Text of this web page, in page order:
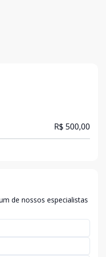
R$ 500,00
de nossos especialistas